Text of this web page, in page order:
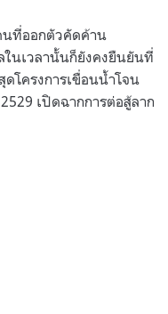
นที่ออกตัวคัดค้าน
ในเวลานั้นก็ยังคงยืนยันที่
ดโครงการเขื่อนน้ำโจน
เปิดฉากการต่อสู้ลาก